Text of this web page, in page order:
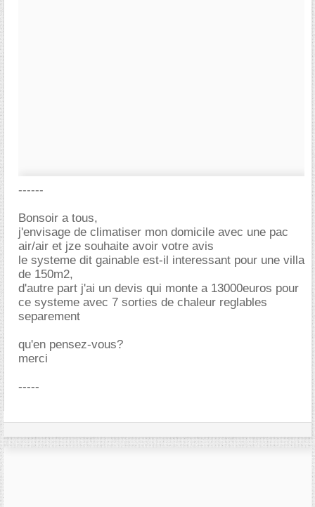
------
Bonsoir a tous,
j'envisage de climatiser mon domicile avec une pac
air/air et jze souhaite avoir votre avis
le systeme dit gainable est-il interessant pour une villa
de 150m2,
d'autre part j'ai un devis qui monte a 13000euros pour
ce systeme avec 7 sorties de chaleur reglables
separement
qu'en pensez-vous?
merci
-----